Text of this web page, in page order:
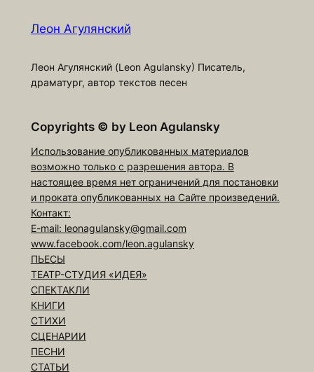
Леон Агулянский
Леон Агулянский (Leon Agulansky) Писатель,
драматург, автор текстов песен
Copyrights © by Leon Agulansky
Использование опубликованных материалов
возможно только с разрешения автора. В
настоящее время нет ограничений для постановки
и проката опубликованных на Сайте произведений.
Контакт:
E-mail: leonagulansky@gmail.com
www.facebook.com/leon.agulansky
ПЬЕСЫ
ТЕАТР-СТУДИЯ «ИДЕЯ»
СПЕКТАКЛИ
КНИГИ
СТИХИ
СЦЕНАРИИ
ПЕСНИ
СТАТЬИ